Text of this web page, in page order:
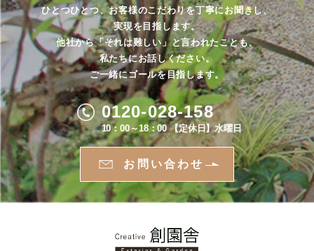
ひとつひとつ、お客様のこだわりを丁寧にお聞きし、
実現を目指します。
他社から「それは難しい」と言われたことも、
私たちにお話しください。
ご一緒にゴールを目指します。
0120-028-158
10：00～18：00 【定休日】水曜日
お問い合わせ